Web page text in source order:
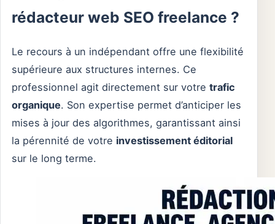
rédacteur web SEO freelance ?
Le recours à un indépendant offre une flexibilité
supérieure aux structures internes. Ce
professionnel agit directement sur votre trafic
organique. Son expertise permet d’anticiper les
mises à jour des algorithmes, garantissant ainsi
la pérennité de votre investissement éditorial
sur le long terme.